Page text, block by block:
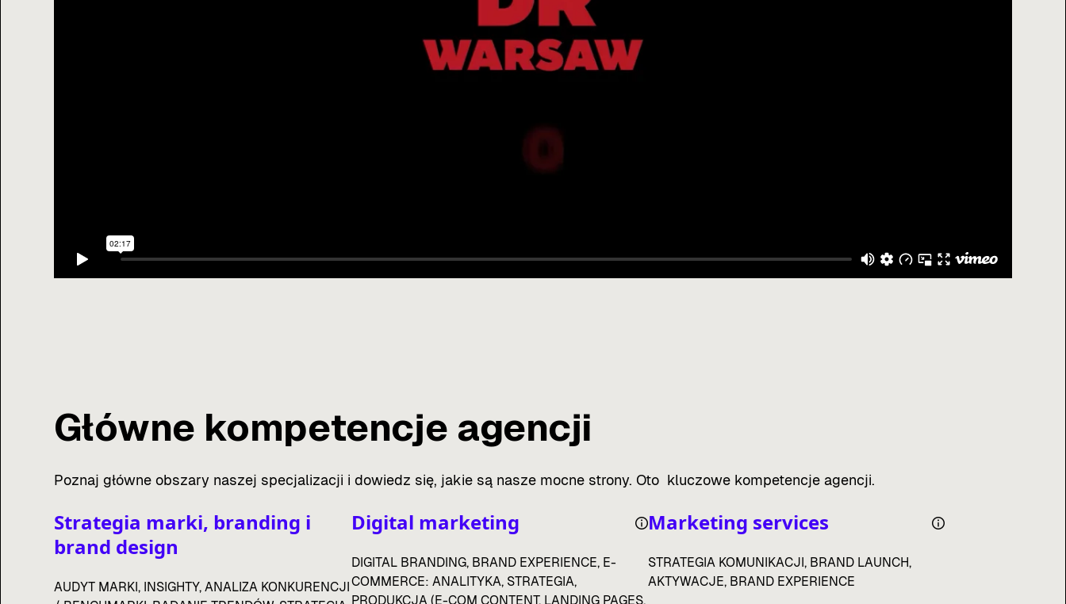
Główne kompetencje agencji
Poznaj główne obszary naszej specjalizacji i dowiedz się, jakie są nasze mocne strony. Oto kluczowe kompetencje agencji.
Strategia marki, branding i
brand design
AUDYT MARKI, INSIGHTY, ANALIZA KONKURENCJI
Digital marketing
DIGITAL BRANDING, BRAND EXPERIENCE, E-
COMMERCE: ANALITYKA, STRATEGIA,
PRODUKCJA (E-COM CONTENT, LANDING PAGES,
Marketing services
STRATEGIA KOMUNIKACJI, BRAND LAUNCH,
AKTYWACJE, BRAND EXPERIENCE